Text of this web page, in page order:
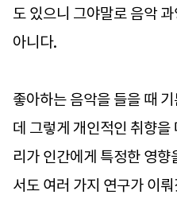
도 있으니 그야말로 음악
아니다.
좋아하는 음악을 들을 때
데 그렇게 개인적인 취향
리가 인간에게 특정한 영향
서도 여러 가지 연구가 이